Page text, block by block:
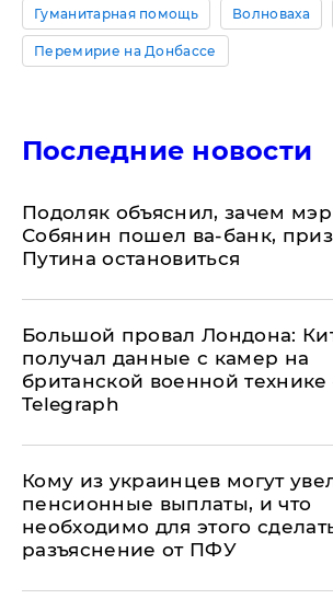
Гуманитарная помощь Волноваха
Перемирие на Донбассе
Последние новости
Подоляк объяснил, зачем
Собянин пошел ва-банк,
Путина остановиться
Большой провал Лондона:
получал данные с камер на
британской военной технике
Telegraph
Кому из украинцев могут
пенсионные выплаты, и что
необходимо для этого
разъяснение от ПФУ